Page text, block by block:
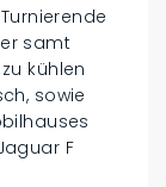
samt
kühlen
sowie
F